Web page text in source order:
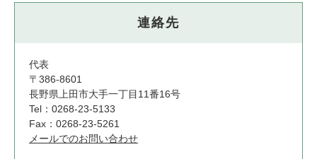
連絡先
代表
〒386-8601
長野県上田市大手一丁目11番16号
Tel：0268-23-5133
Fax：0268-23-5261
メールでのお問い合わせ